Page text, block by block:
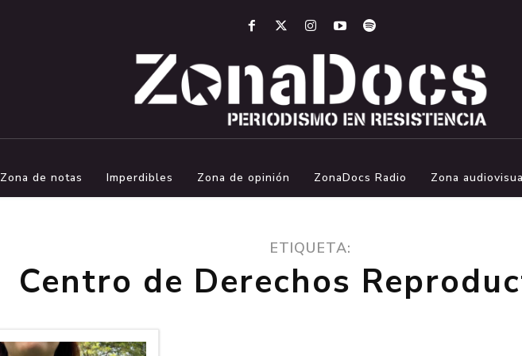
Zona de notas Imperdibles Zona de opinión ZonaDocs Radio Zona
ETIQUETA:
Centro de Derechos